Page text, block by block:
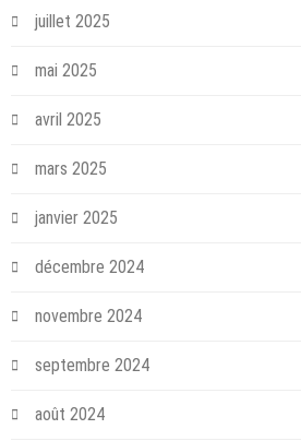
juillet 2025
mai 2025
avril 2025
mars 2025
janvier 2025
décembre 2024
novembre 2024
septembre 2024
août 2024